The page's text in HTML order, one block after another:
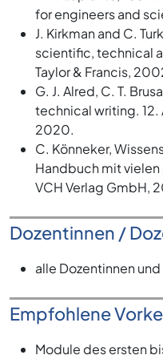
for engineers and
J. Kirkman and C.
scientific, technical
Taylor & Francis,
G. J. Alred, C. T.
technical writing. 12.
2020.
C. Könneker,
Handbuch mit
VCH Verlag GmbH,
Dozentinnen /
alle Dozentinnen
Empfohlene
Module des ersten